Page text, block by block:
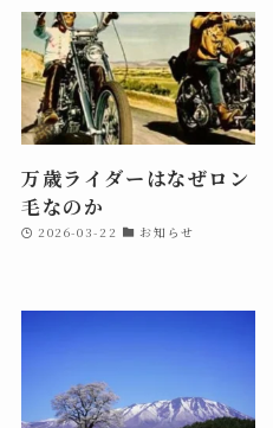
万歳ライダーはなぜロン
毛なのか
2026-03-22 お知らせ